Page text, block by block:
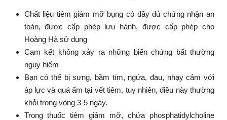
Chất liệu tiêm giảm mỡ bụng có đầy đủ chứng nhận an
toàn, được cấp phép lưu hành, được cấp phép cho
Hoàng Hà sử dụng
Cam kết không xảy ra những biến chứng bất thường
nguy hiểm
Bạn có thể bị sưng, bầm tím, ngứa, đau, nhạy cảm với
áp lực và quá ấm tại vết tiêm, tuy nhiên, điều này thường
khỏi trong vòng 3-5 ngày.
Trong thuốc tiêm giảm mỡ, chứa phosphatidylcholine